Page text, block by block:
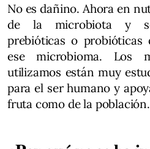
No es dañino. Ahora en
de la microbiota y
prebióticas o probióticas
ese microbioma. Los
utilizamos están muy
para el ser humano y
fruta como de la población.